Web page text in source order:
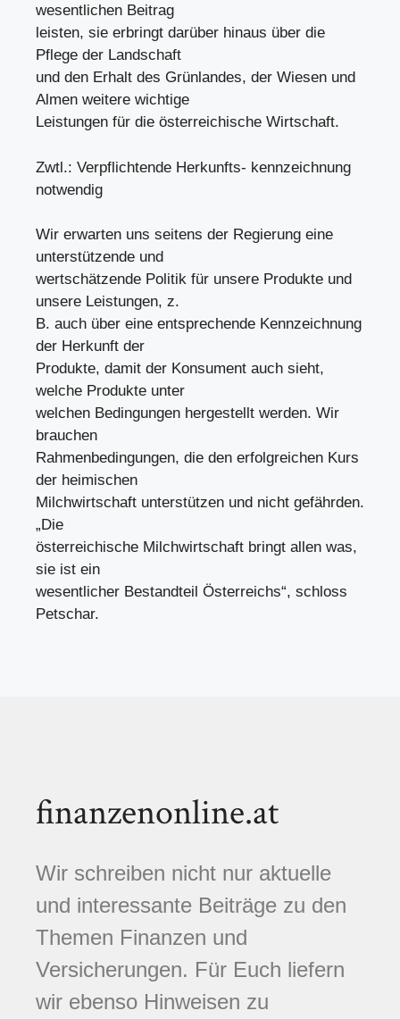
wesentlichen Beitrag
leisten, sie erbringt darüber hinaus über die
Pflege der Landschaft
und den Erhalt des Grünlandes, der Wiesen und
Almen weitere wichtige
Leistungen für die österreichische Wirtschaft.
Zwtl.: Verpflichtende Herkunfts- kennzeichnung
notwendig
Wir erwarten uns seitens der Regierung eine
unterstützende und
wertschätzende Politik für unsere Produkte und
unsere Leistungen, z.
B. auch über eine entsprechende Kennzeichnung
der Herkunft der
Produkte, damit der Konsument auch sieht,
welche Produkte unter
welchen Bedingungen hergestellt werden. Wir
brauchen
Rahmenbedingungen, die den erfolgreichen Kurs
der heimischen
Milchwirtschaft unterstützen und nicht gefährden.
„Die
österreichische Milchwirtschaft bringt allen was,
sie ist ein
wesentlicher Bestandteil Österreichs“, schloss
Petschar.
finanzenonline.at
Wir schreiben nicht nur aktuelle
und interessante Beiträge zu den
Themen Finanzen und
Versicherungen. Für Euch liefern
wir ebenso Hinweisen zu